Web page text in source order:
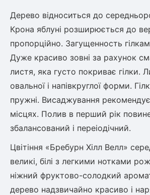
Дерево відноситься до
Крона яблуні розширюється до
пропорційно. Загущенность
Дуже красиво зовні за рахунок
листя, яка густо покриває гілки.
овальної і напівкруглої форми.
пружні. Висаджування
місцях. Полив в перший рік
збалансований і переіодічний.
Цвітіння «Бребурн Хілл Велл»
великі, білі з легкими нотками
ніжний фруктово-солодкий
дерево надзвичайно красиво і